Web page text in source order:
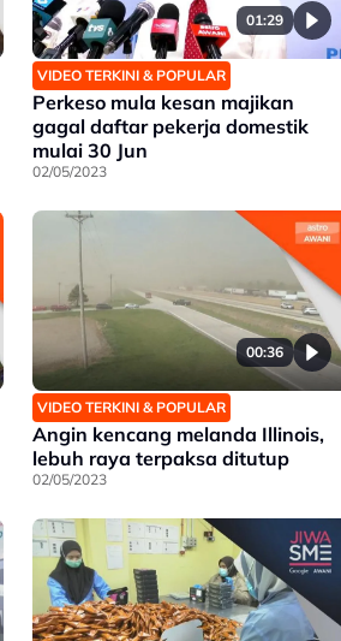
01:29
VIDEO TERKINI & POPULAR
Perkeso mula kesan majikan
gagal daftar pekerja domestik
mulai 30 Jun
02/05/2023
00:36
VIDEO TERKINI & POPULAR
Angin kencang melanda Illinois,
lebuh raya terpaksa ditutup
02/05/2023